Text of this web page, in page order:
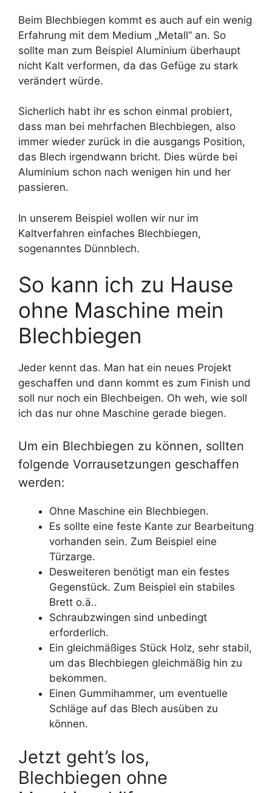
Beim Blechbiegen kommt es auch auf ein wenig
Erfahrung mit dem Medium „Metall“ an. So
sollte man zum Beispiel Aluminium überhaupt
nicht Kalt verformen, da das Gefüge zu stark
verändert würde.
Sicherlich habt ihr es schon einmal probiert,
dass man bei mehrfachen Blechbiegen, also
immer wieder zurück in die ausgangs Position,
das Blech irgendwann bricht. Dies würde bei
Aluminium schon nach wenigen hin und her
passieren.
In unserem Beispiel wollen wir nur im
Kaltverfahren einfaches Blechbiegen,
sogenanntes Dünnblech.
So kann ich zu Hause
ohne Maschine mein
Blechbiegen
Jeder kennt das. Man hat ein neues Projekt
geschaffen und dann kommt es zum Finish und
soll nur noch ein Blechbeigen. Oh weh, wie soll
ich das nur ohne Maschine gerade biegen.
Um ein Blechbiegen zu können, sollten
folgende Vorrausetzungen geschaffen
werden:
Ohne Maschine ein Blechbiegen.
Es sollte eine feste Kante zur Bearbeitung
vorhanden sein. Zum Beispiel eine
Türzarge.
Desweiteren benötigt man ein festes
Gegenstück. Zum Beispiel ein stabiles
Brett o.ä..
Schraubzwingen sind unbedingt
erforderlich.
Ein gleichmäßiges Stück Holz, sehr stabil,
um das Blechbiegen gleichmäßig hin zu
bekommen.
Einen Gummihammer, um eventuelle
Schläge auf das Blech ausüben zu
können.
Jetzt geht’s los,
Blechbiegen ohne